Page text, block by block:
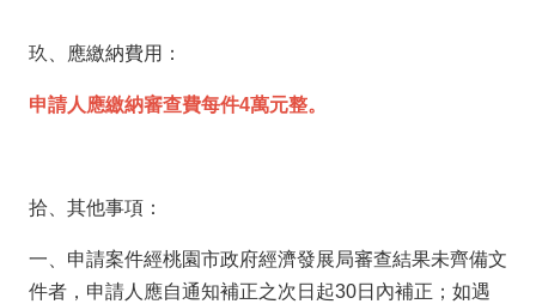
玖、應繳納費用：
申請人應繳納審查費每件4萬元整。
拾、其他事項：
一、申請案件經桃園市政府經濟發展局審查結果未齊備文
件者，申請人應自通知補正之次日起30日內補正；如遇